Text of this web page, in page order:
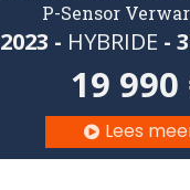
P-Sensor
2023 - HYBRIDE -
19 990
 Lees